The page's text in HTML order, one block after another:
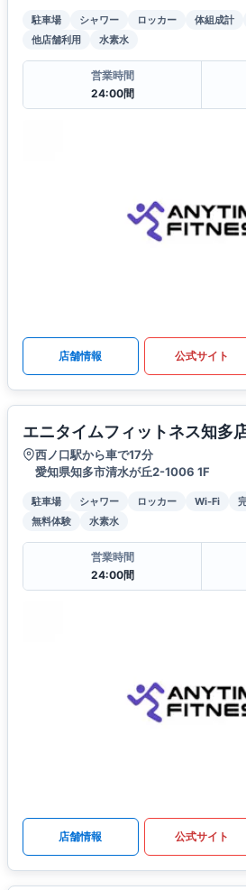
駐車場 シャワー ロッカー 体組成計
他店舗利用
水素水
営業時間
24:00間
店舗情報 公式サイト
エニタイムフィットネス知多
西ノ口駅から車で17分
愛知県知多市清水が丘2-1006 1F
駐車場 シャワー ロッカー Wi-Fi
無料体験
水素水
営業時間
24:00間
店舗情報 公式サイト